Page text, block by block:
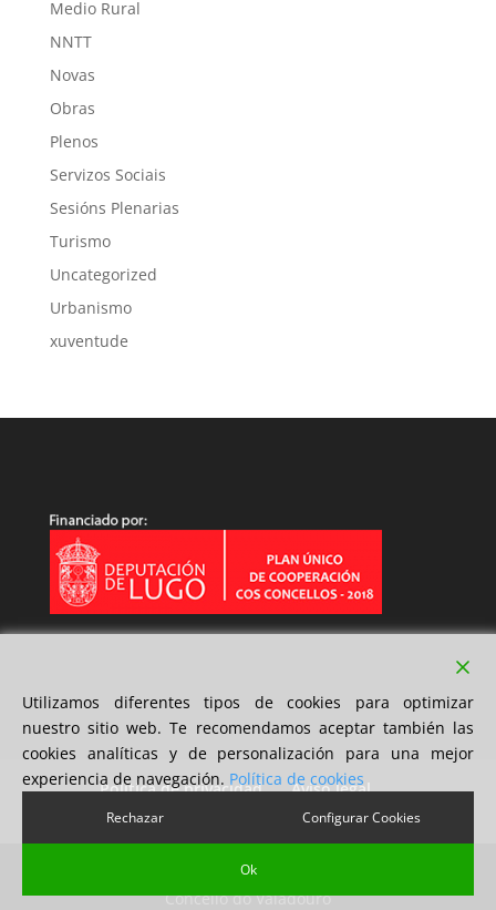
Medio Rural
NNTT
Novas
Obras
Plenos
Servizos Sociais
Sesións Plenarias
Turismo
Uncategorized
Urbanismo
xuventude
Política de privacidad
Aviso legal
Política de cookies
Diseño 2xMil Soluciones S.L | Copyright © 2018
Concello do Valadouro
Utilizamos diferentes tipos de cookies para optimizar
nuestro sitio web. Te recomendamos aceptar también las
cookies analíticas y de personalización para una mejor
experiencia de navegación. Política de cookies
Rechazar Configurar Cookies
Ok